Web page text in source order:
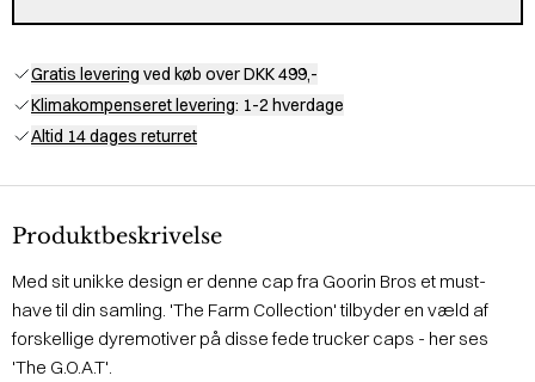
Gratis levering ved køb over DKK 499,-
Klimakompenseret levering: 1-2 hverdage
Altid 14 dages returret
Produktbeskrivelse
Med sit unikke design er denne cap fra Goorin Bros et must-
have til din samling. 'The Farm Collection' tilbyder en væld af
forskellige dyremotiver på disse fede trucker caps - her ses
'The G.O.A.T'.